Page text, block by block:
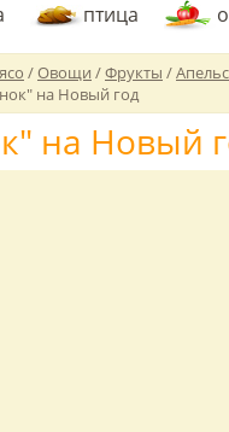
птица
/Овощи /Фрукты /
на Новый год
на Новый